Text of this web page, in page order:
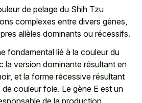
de pelage du Shih Tzu
complexes entre divers gènes,
allèles dominants ou récessifs.
fondamental lié à la couleur du
la version dominante résultant en
et la forme récessive résultant
de couleur foie. Le gène E est un